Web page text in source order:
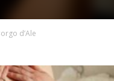
o ragazze giovani,
tante le donne
d’Ale